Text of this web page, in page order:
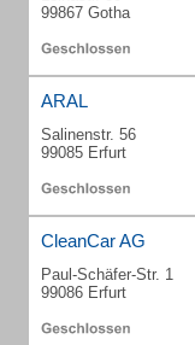
99867 Gotha
ARAL
Salinenstr. 56
99085 Erfurt
CleanCar AG
Paul-Schäfer-Str. 1
99086 Erfurt